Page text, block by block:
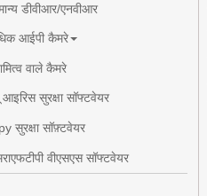
डीवीआर/एनवीआर
आईपी कैमरे
वाले कैमरे
आइरिस सुरक्षा सॉफ्टवेयर
सुरक्षा सॉफ़्टवेयर
वीएसएस सॉफ्टवेयर